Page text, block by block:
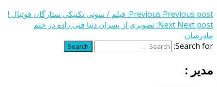
Previous Previous post:
فیلم / سوتی تکنیکی ستارگان فوتبال !
Next Next post:
تصویری از پسران دنیا فنی زاده در ختم
مادرشان
Search for:
Search
مدیر :